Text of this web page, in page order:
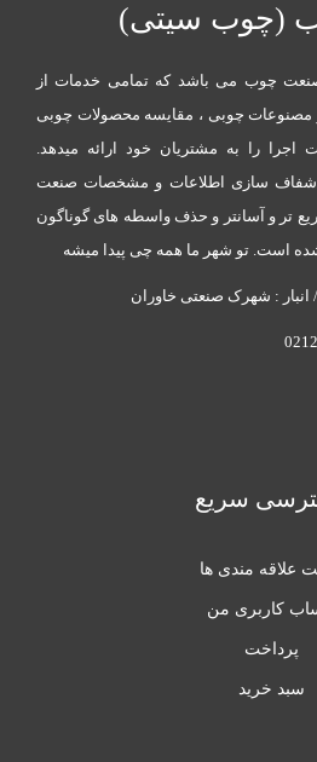
(چوب سیتی)
چوب می باشد که تمامی خدمات از
چوبی ، مقایسه محصولات چوبی
را به مشتریان خود ارائه میدهد.
سازی اطلاعات و مشخصات صنعت
تر و آسانتر و حذف واسطه های گوناگون
شده است. تو شهر ما همه چی پیدا میشه
انبار : شهرک صنعتی خاوران
سریع
علاقه مندی ها
کاربری من
پرداخت
سبد خرید